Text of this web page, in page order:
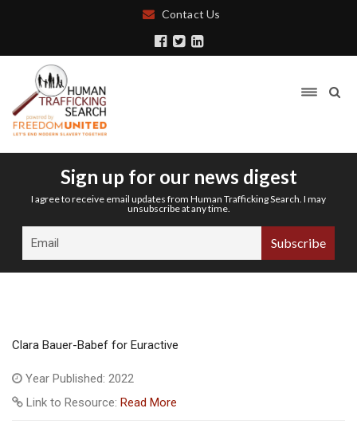
Contact Us
Sign up for our news digest
I agree to receive email updates from Human Trafficking Search. I may
unsubscribe at any time.
Clara Bauer-Babef for Euractive
Year Published: 2022
Link to Resource: Read More